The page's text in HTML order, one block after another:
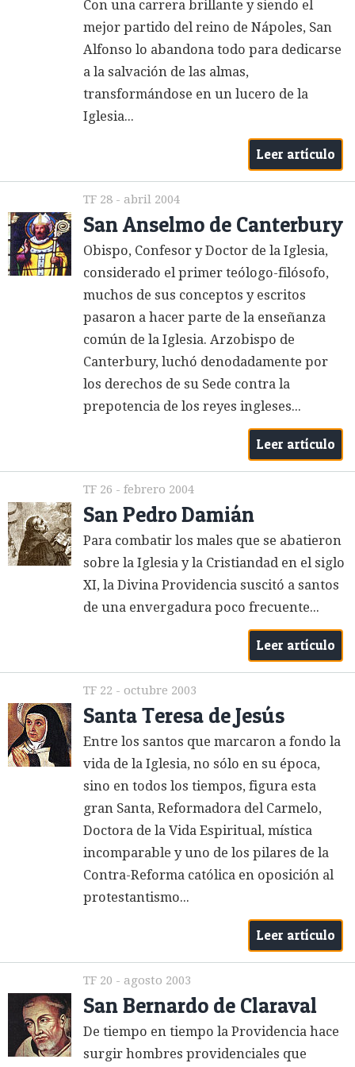
Con una carrera brillante y siendo el
mejor partido del reino de Nápoles, San
Alfonso lo abandona todo para dedicarse
a la salvación de las almas,
transformándose en un lucero de la
Iglesia...
Leer artículo
TF 28 - abril 2004
San Anselmo de Canterbury
Obispo, Confesor y Doctor de la Iglesia,
considerado el primer teólogo-filósofo,
muchos de sus conceptos y escritos
pasaron a hacer parte de la enseñanza
común de la Iglesia. Arzobispo de
Canterbury, luchó denodadamente por
los derechos de su Sede contra la
prepotencia de los reyes ingleses...
Leer artículo
TF 26 - febrero 2004
San Pedro Damián
Para combatir los males que se abatieron
sobre la Iglesia y la Cristiandad en el siglo
XI, la Divina Providencia suscitó a santos
de una envergadura poco frecuente...
Leer artículo
TF 22 - octubre 2003
Santa Teresa de Jesús
Entre los santos que marcaron a fondo la
vida de la Iglesia, no sólo en su época,
sino en todos los tiempos, figura esta
gran Santa, Reformadora del Carmelo,
Doctora de la Vida Espiritual, mística
incomparable y uno de los pilares de la
Contra-Reforma católica en oposición al
protestantismo...
Leer artículo
TF 20 - agosto 2003
San Bernardo de Claraval
De tiempo en tiempo la Providencia hace
surgir hombres providenciales que